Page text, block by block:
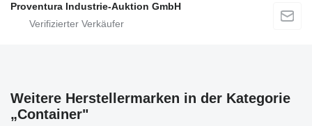
Proventura Industrie-Auktion GmbH
Weitere Herstellermarken in der Kategorie
„Container"